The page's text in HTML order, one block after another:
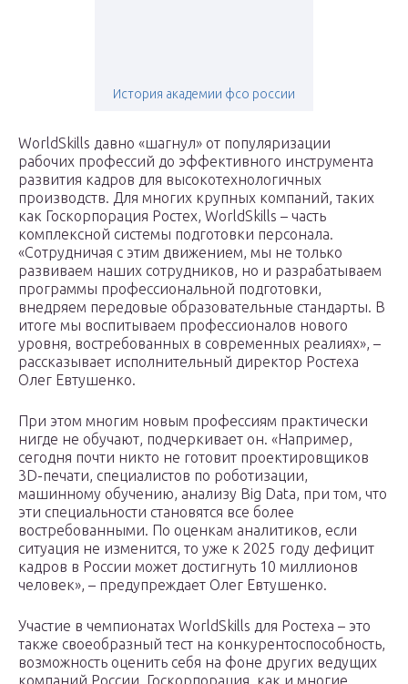
История академии фсо россии
WorldSkills давно «шагнул» от популяризации
рабочих профессий до эффективного инструмента
развития кадров для высокотехнологичных
производств. Для многих крупных компаний, таких
как Госкорпорация Ростех, WorldSkills – часть
комплексной системы подготовки персонала.
«Сотрудничая с этим движением, мы не только
развиваем наших сотрудников, но и разрабатываем
программы профессиональной подготовки,
внедряем передовые образовательные стандарты. В
итоге мы воспитываем профессионалов нового
уровня, востребованных в современных реалиях», –
рассказывает исполнительный директор Ростеха
Олег Евтушенко.
При этом многим новым профессиям практически
нигде не обучают, подчеркивает он. «Например,
сегодня почти никто не готовит проектировщиков
3D-печати, специалистов по роботизации,
машинному обучению, анализу Big Data, при том, что
эти специальности становятся все более
востребованными. По оценкам аналитиков, если
ситуация не изменится, то уже к 2025 году дефицит
кадров в России может достигнуть 10 миллионов
человек», – предупреждает Олег Евтушенко.
Участие в чемпионатах WorldSkills для Ростеха – это
также своеобразный тест на конкурентоспособность,
возможность оценить себя на фоне других ведущих
компаний России. Госкорпорация, как и многие